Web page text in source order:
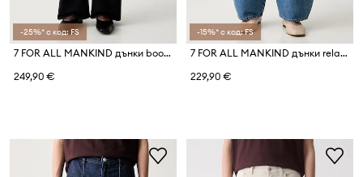
-25%* с код: FS
7 FOR ALL MANKIND дънки bootcut дамски
249,90 €
-15%* с код: FS
7 FOR ALL MANKIND дънки relaxed fit дамски
229,90 €